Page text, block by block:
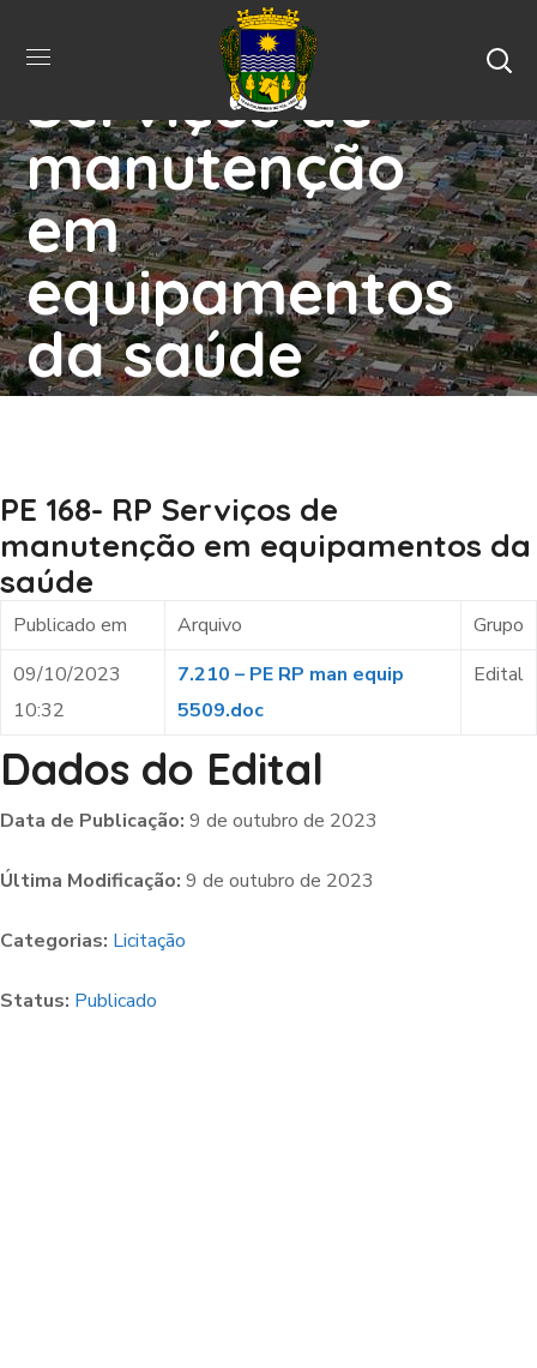
PE 168- RP
Serviços de
manutenção
em
equipamentos
da saúde
PE 168- RP Serviços de
manutenção em equipamentos da
saúde
Publicado em Arquivo
Grupo
09/10/2023
10:32
7.210 – PE RP man equip
5509.doc
Edital
Dados do Edital
Data de Publicação: 9 de outubro de 2023
Última Modificação: 9 de outubro de 2023
Categorias: Licitação
Status: Publicado